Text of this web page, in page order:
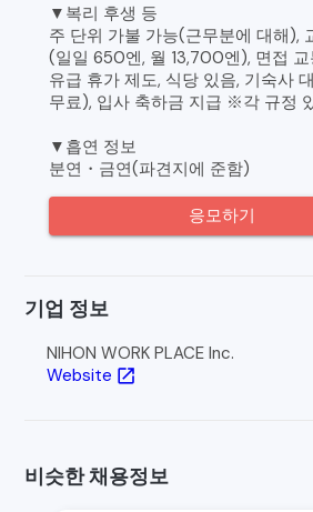
▼복리 후생 등
주 단위 가불 가능(근무분에 대해),
(일일 650엔, 월 13,700엔), 면접
유급 휴가 제도, 식당 있음, 기숙사
무료), 입사 축하금 지급 ※각 규정
▼흡연 정보
분연・금연(파견지에 준함)
응모하기
기업 정보
NIHON WORK PLACE Inc.
Website open_in_new
비슷한 채용정보